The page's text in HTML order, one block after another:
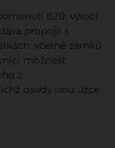
820. výročí
propojil s
včetně zámků
možnost
z
osudy jsou úzce